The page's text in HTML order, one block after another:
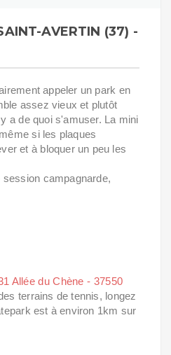
AVERTIN (37) -
appeler un park en
assez vieux et plutôt
a de quoi s'amuser. La mini
si les plaques
et à bloquer un peu les
campagnarde,
Allée du Chène - 37550
terrains de tennis, longez
est à environ 1km sur